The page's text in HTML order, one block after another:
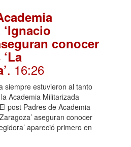
conocer
. 16:26
siempre estuvieron al tanto
Academia Militarizada
post Padres de Academia
aseguran conocer
apareció primero en